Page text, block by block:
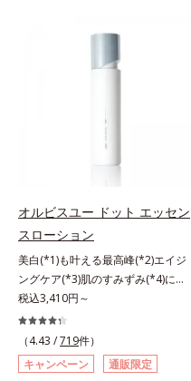
いメイクを落とす際は、乾いた手に
ください。3.メイクとなじんだら、
ーラ化成は独自の先端研究により、
に成功。毛穴よりはるかに小さい超
微粒子とオイルが肌と汚れの間に入
り込み、小さくばらけて肌表面にう
することを防止し、細かい毛穴汚れ
をごっそりするん！角栓溶解オイル
(*4)が詰まりや黒ずみも溶かして、
毛穴の目立ちにくいすべすべ肌に洗
い上げます。大人肌のためのくすみ
(*5)を晴らすアプローチによって圧
巻の洗浄力と保湿力を叶え、毛穴目
立ち(*6)や乾燥によるくすみをケア
し、毎日のメイクが楽しくなる晴れ
オルビスユー ドット エッセン
スローション
美白(*1)も叶える最高峰(*2)エイジ
ングケア(*3)肌のすみずみ(*4)にし
みわたるうるおい充満ローション。
ハリも透明感(*5)も結果主義。年齢
サイン(*6)の因子に着目した肌科学
エイジングケア(*3)シリーズ。オル
ビスユー ドットシリーズは、年齢
税込3,410円～
（4.43 /719件）
キャンペーン
通販限定